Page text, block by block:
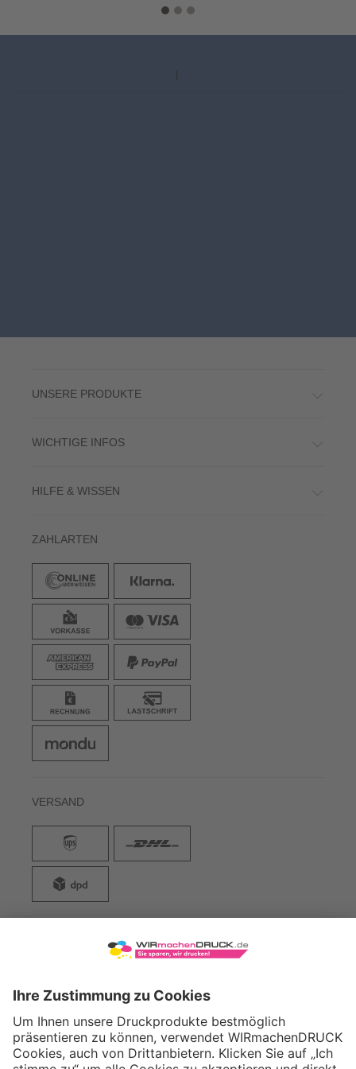
UNSERE PRODUKTE
WICHTIGE INFOS
HILFE & WISSEN
ZAHLARTEN
VERSAND
WIRmachenDRUCK GmbH
71522 Backnang
Tel.: +49 (0) 711 995 982 - 20
Fax: +49 (0) 711 995 982 - 21